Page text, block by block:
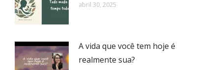
abril 30, 2025
A vida que você tem hoje é
realmente sua?